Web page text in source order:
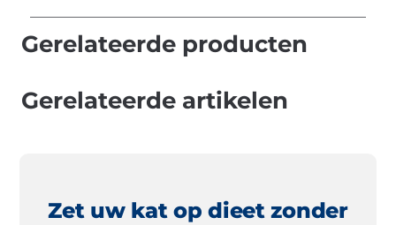
Gerelateerde producten
Gerelateerde artikelen
Zet uw kat op dieet zonder